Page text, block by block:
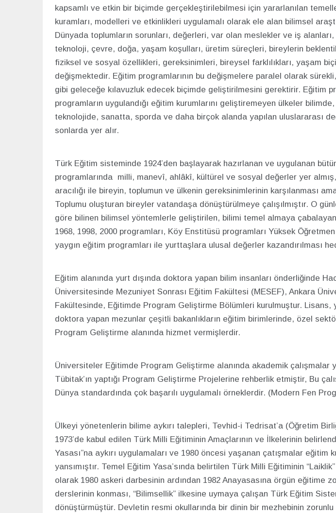
kapsamlı ve etkin bir biçimde gerçekleştirilebilmesi için yararlanılan
kuramları, modelleri ve etkinlikleri uygulamalı olarak ele alan bilimsel
Dünyada toplumların sorunları, değerleri, var olan meslekler ve iş
teknoloji, çevre, doğa, yaşam koşulları, üretim süreçleri, bireylerin
fiziksel ve sosyal özellikleri, gereksinimleri, bireysel farklılıkları, yaşam
değişmektedir. Eğitim programlarının bu değişmelere paralel olarak
gibi geleceğe kılavuzluk edecek biçimde geliştirilmesini gerektirir. Eğitim
programların uygulandığı eğitim kurumlarını geliştiremeyen ülkeler
teknolojide, sanatta, sporda ve daha birçok alanda yapılan uluslararası
sonlarda yer alır.
Türk Eğitim sisteminde 1924’den başlayarak hazırlanan ve uygulanan
programlarında milli, manevî, ahlâkî, kültürel ve sosyal değerler yer
aracılığı ile bireyin, toplumun ve ülkenin gereksinimlerinin karşılanması
Toplumu oluşturan bireyler vatandaşa dönüştürülmeye çalışılmıştır. O
göre bilinen bilimsel yöntemlerle geliştirilen, bilimi temel almaya çabalayan
1968, 1998, 2000 programları, Köy Enstitüsü programları Yüksek
yaygın eğitim programları ile yurttaşlara ulusal değerler kazandırılması
Eğitim alanında yurt dışında doktora yapan bilim insanları önderliğinde
Üniversitesinde Mezuniyet Sonrası Eğitim Fakültesi (MESEF), Ankara
Fakültesinde, Eğitimde Program Geliştirme Bölümleri kurulmuştur. Lisans,
doktora yapan mezunlar çeşitli bakanlıkların eğitim birimlerinde, özel
Program Geliştirme alanında hizmet vermişlerdir.
Üniversiteler Eğitimde Program Geliştirme alanında akademik çalışmalar
Tübitak’ın yaptığı Program Geliştirme Projelerine rehberlik etmiştir, Bu
Dünya standardında çok başarılı uygulamalı örneklerdir. (Modern Fen
Ülkeyi yönetenlerin bilime aykırı talepleri, Tevhid-i Tedrisat’a (Öğretim
1973’de kabul edilen Türk Milli Eğitiminin Amaçlarının ve İlkelerinin
Yasası”na aykırı uygulamaları ve 1980 öncesi yaşanan çatışmalar eğitim
yansımıştır. Temel Eğitim Yasa’sında belirtilen Türk Milli Eğitiminin
olarak 1980 askeri darbesinin ardından 1982 Anayasasına örgün eğitime
derslerinin konması, “Bilimsellik” ilkesine uymaya çalışan Türk Eğitim
dönüştürmüştür. Devletin resmi okullarında bir dinin bir mezhebinin